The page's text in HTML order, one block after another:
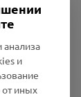
анализа
и
от иных